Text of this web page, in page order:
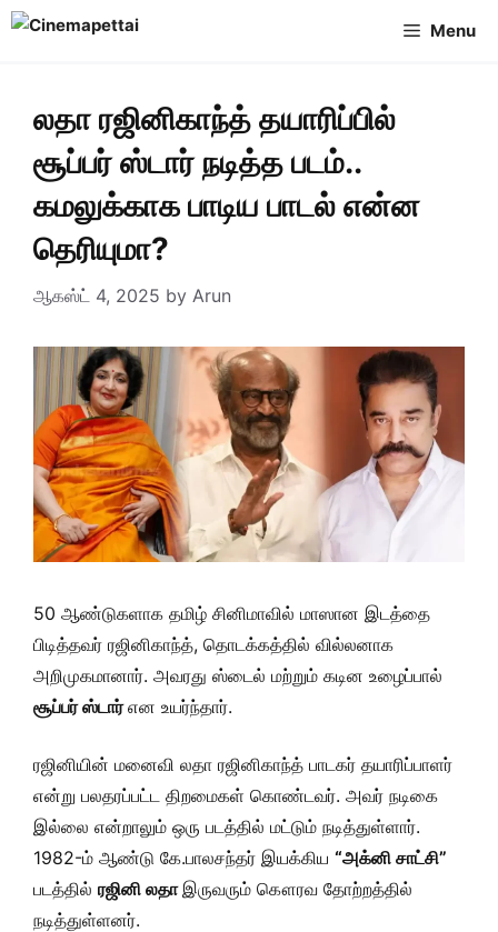
Skip
Menu
லதா ரஜினிகாந்த் தயாரிப்பில்
சூப்பர் ஸ்டார் நடித்த படம்..
கமலுக்காக பாடிய பாடல் என்ன
தெரியுமா?
ஆகஸ்ட் 4, 2025 by Arun
50 ஆண்டுகளாக தமிழ் சினிமாவில் மாஸான இடத்தை
பிடித்தவர் ரஜினிகாந்த், தொடக்கத்தில் வில்லனாக
அறிமுகமானார். அவரது ஸ்டைல் மற்றும் கடின உழைப்பால்
சூப்பர் ஸ்டார்என உயர்ந்தார்.
ரஜினியின் மனைவி லதா ரஜினிகாந்த் பாடகர் தயாரிப்பாளர்
என்று பலதரப்பட்ட திறமைகள் கொண்டவர். அவர் நடிகை
இல்லை என்றாலும் ஒரு படத்தில் மட்டும் நடித்துள்ளார்.
1982-ம் ஆண்டு கே.பாலசந்தர் இயக்கிய “அக்னி சாட்சி”
படத்தில் ரஜினி லதாஇருவரும் கௌரவ தோற்றத்தில்
நடித்துள்ளனர்.